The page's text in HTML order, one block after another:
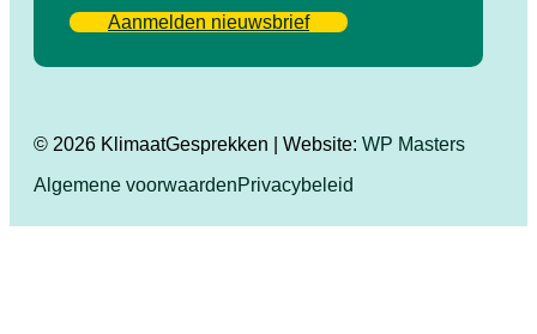
Aanmelden nieuwsbrief
© 2026 KlimaatGesprekken | Website: WP Masters
Algemene voorwaardenPrivacybeleid